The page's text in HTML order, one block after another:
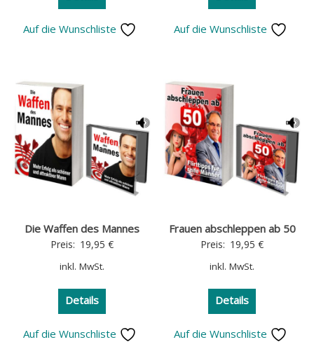
Auf die Wunschliste Auf die Wunschliste
Die Waffen des Mannes
Preis: 19,95 €
inkl. MwSt.
Details
Auf die Wunschliste
Frauen abschleppen ab 50
Preis: 19,95€
inkl. MwSt.
Details
Auf die Wunschliste